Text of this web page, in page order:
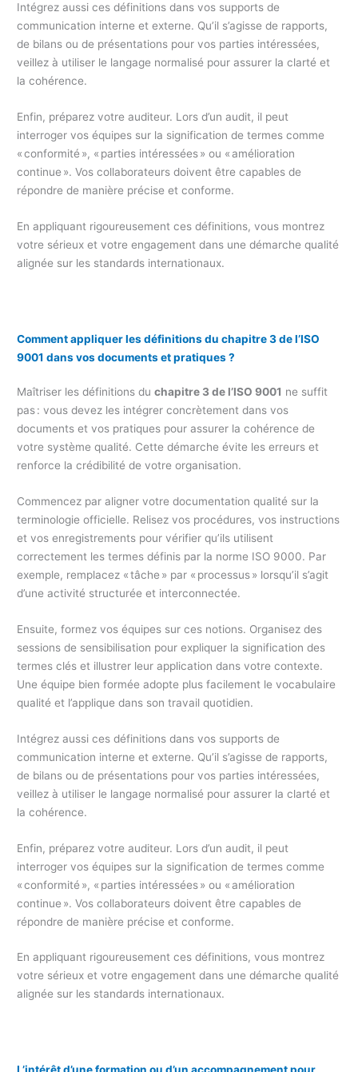
Intégrez aussi ces définitions dans vos supports de
communication interne et externe. Qu’il s’agisse de rapports,
de bilans ou de présentations pour vos parties intéressées,
veillez à utiliser le langage normalisé pour assurer la clarté et
la cohérence.
Enfin, préparez votre auditeur. Lors d’un audit, il peut
interroger vos équipes sur la signification de termes comme
« conformité », « parties intéressées » ou « amélioration
continue ». Vos collaborateurs doivent être capables de
répondre de manière précise et conforme.
En appliquant rigoureusement ces définitions, vous montrez
votre sérieux et votre engagement dans une démarche qualité
alignée sur les standards internationaux.
Comment appliquer les définitions du chapitre 3 de l’ISO
9001 dans vos documents et pratiques ?
Maîtriser les définitions duchapitre 3 de l’ISO 9001 ne suffit
pas : vous devez les intégrer concrètement dans vos
documents et vos pratiques pour assurer la cohérence de
votre système qualité. Cette démarche évite les erreurs et
renforce la crédibilité de votre organisation.
Commencez par aligner votre documentation qualité sur la
terminologie officielle. Relisez vos procédures, vos instructions
et vos enregistrements pour vérifier qu’ils utilisent
correctement les termes définis par la norme ISO 9000. Par
exemple, remplacez « tâche » par « processus » lorsqu’il s’agit
d’une activité structurée et interconnectée.
Ensuite, formez vos équipes sur ces notions. Organisez des
sessions de sensibilisation pour expliquer la signification des
termes clés et illustrer leur application dans votre contexte.
Une équipe bien formée adopte plus facilement le vocabulaire
qualité et l’applique dans son travail quotidien.
Intégrez aussi ces définitions dans vos supports de
communication interne et externe. Qu’il s’agisse de rapports,
de bilans ou de présentations pour vos parties intéressées,
veillez à utiliser le langage normalisé pour assurer la clarté et
la cohérence.
Enfin, préparez votre auditeur. Lors d’un audit, il peut
interroger vos équipes sur la signification de termes comme
« conformité », « parties intéressées » ou « amélioration
continue ». Vos collaborateurs doivent être capables de
répondre de manière précise et conforme.
En appliquant rigoureusement ces définitions, vous montrez
votre sérieux et votre engagement dans une démarche qualité
alignée sur les standards internationaux.